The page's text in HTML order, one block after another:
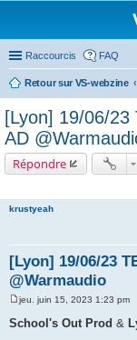
Raccourcis FAQ
Retour sur VS-webzine
[Lyon] 19/06/23
AD
Répondre
krustyeah
[Lyon] 19/06/23
@Warmaudio
M
s
jeu. juin 15, 2023 1:23 pm
School's Out Prod &